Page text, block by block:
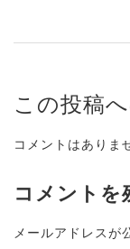
この投稿
コメントはありま
コメントを
メールアドレスが